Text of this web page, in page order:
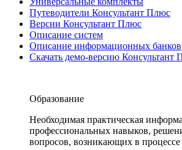
Путеводители Консультант Плюс
Версии Консультант Плюс
Описание систем
Описание информационных банков
Скачать демо-версию Консультант
Образование
Необходимая практическая
профессиональных навыков,
вопросов, возникающих в процессе